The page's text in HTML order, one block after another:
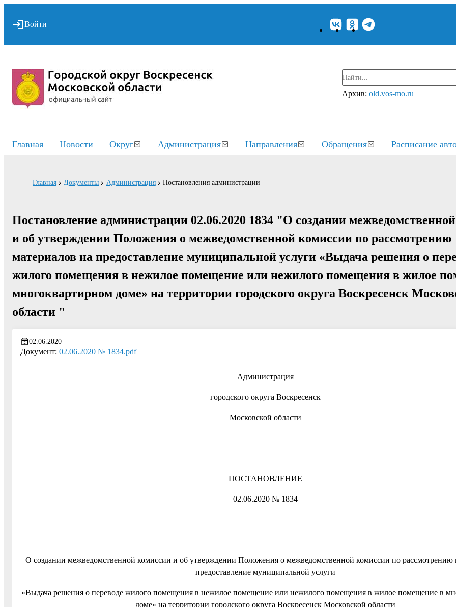
Войти
Архив: old.vos-mo.ru
Главная Новости Округ Администрация Направления Обращения Расписание
Главная Документы Администрация Постановления администрации
Постановление администрации 02.06.2020 1834 "О создании
и об утверждении Положения о межведомственной комиссии по рассмотрению
материалов на предоставление муниципальной услуги «Выдача решения о
жилого помещения в нежилое помещение или нежилого помещения в жилое
многоквартирном доме» на территории городского округа Воскресенск
области "
02.06.2020
Документ: 02.06.2020 № 1834.pdf
Администрация
городского округа Воскресенск
Московской области
ПОСТАНОВЛЕНИЕ
02.06.2020 № 1834
О создании межведомственной комиссии и об утверждении Положения о межведомственной комиссии по рассмотрению
предоставление муниципальной услуги
«Выдача решения о переводе жилого помещения в нежилое помещение или нежилого помещения в жилое помещение в
доме» на территории городского округа Воскресенск Московской области